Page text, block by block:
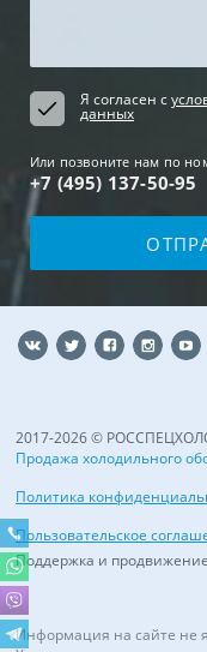
Я согласен с
данных
Или позвоните нам по
+7 (495) 137-50-95
2017-2026 ©
Продажа холодильного
Политика
Пользовательское
Поддержка и
Информация на сайте не